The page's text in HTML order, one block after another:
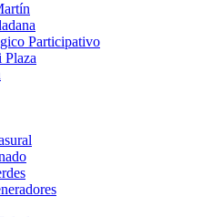
Participativo